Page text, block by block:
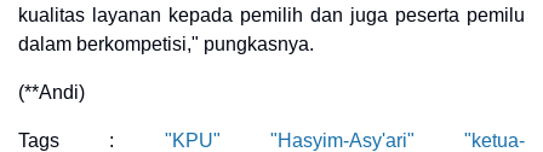
kualitas layanan kepada pemilih dan juga peserta pemilu
dalam berkompetisi," pungkasnya.
(**Andi)
Tags : "KPU" "Hasyim-Asy'ari"
"ketua-